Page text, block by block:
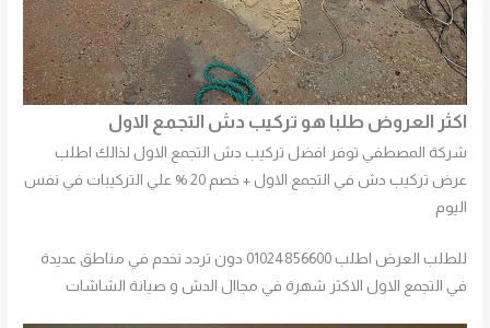
اكثر العروض طلبا هو تركيب دش التجمع الاول
شركة المصطفي توفر افضل تركيب دش التجمع الاول لذالك اطلب
عرض تركيب دش في التجمع الاول + خصم 20 % علي التركيبات في نفس
اليوم
للطلب العرض اطلب 01024856600 دون تردد نخدم في مناطق عديدة
في التجمع الاول الاكثر شهرة في مجاال الدش و صيانة الشاشات